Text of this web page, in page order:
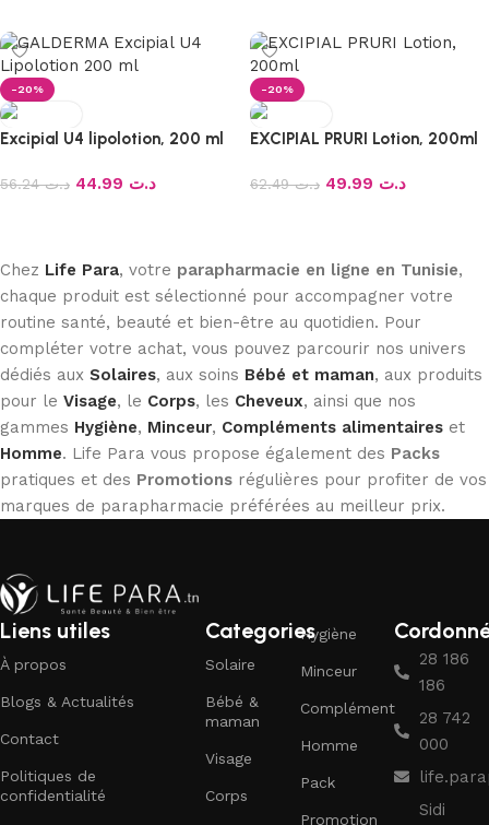
-20%
Excipial U4 lipolotion, 200 ml
د.ت56.24 د.ت
-20%
EXCIPIAL PRURI Lotion, 200ml
د.ت62.49 د.ت
Chez Life Para, votre parapharmacie en ligne en Tunisie,
chaque produit est sélectionné pour accompagner votre
routine santé, beauté et bien-être au quotidien. Pour
compléter votre achat, vous pouvez parcourir nos univers
dédiés aux Solaires, aux soins Bébé et maman, aux produits
pour le Visage, le Corps, les Cheveux, ainsi que nos
gammes Hygiène, Minceur, Compléments alimentaires et
Homme. Life Para vous propose également des Packs
pratiques et des Promotions régulières pour profiter de vos
marques de parapharmacie préférées au meilleur prix.
Liens utiles
À propos
Blogs & Actualités
Contact
Politiques de
confidentialité
Categories
Solaire
Bébé &
maman
Visage
Corps
Hygiène
Minceur
Complément
Homme
Pack
Promotion
28 186
186
28 742
000
Sidi